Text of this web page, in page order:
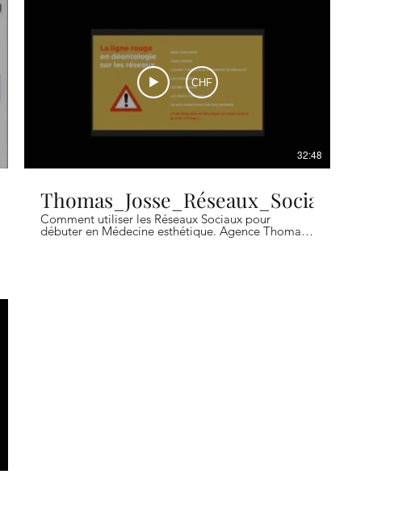
CHF
32:48
Thomas_Josse_Réseaux_Sociaux
Comment utiliser les Réseaux Sociaux pour
débuter en Médecine esthétique. Agence Thomas